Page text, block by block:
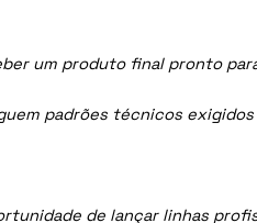
um produto final pronto
padrões técnicos
de lançar linhas